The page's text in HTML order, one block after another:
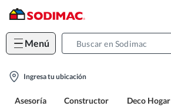
Menú
location-
Ingresa tu ubicación
Asesoría Constructor Deco Hogar